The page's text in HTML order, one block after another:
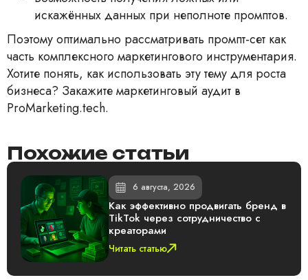
искажённых данных при неполноте промптов.
Поэтому оптимально рассматривать промпт-сет как
часть комплексного маркетингового инструментария.
Хотите понять, как использовать эту тему для роста
бизнеса? Закажите маркетинговый аудит в
ProMarketing.tech.
Похожие статьи
6 августа, 2026
Как эффективно продвигать бренд в
TikTok через сотрудничество с
креаторами
Читать статью